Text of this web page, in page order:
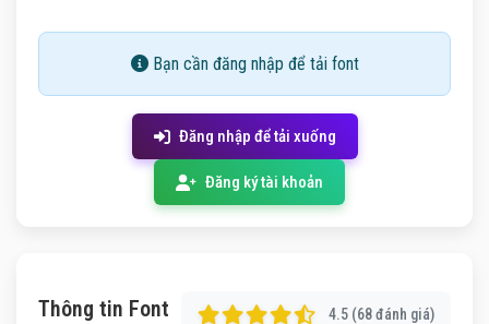
Bạn cần đăng nhập để tải font
Đăng nhập để tải xuống
Đăng ký tài khoản
Thông tin Font 4.5 (68 đánh giá)